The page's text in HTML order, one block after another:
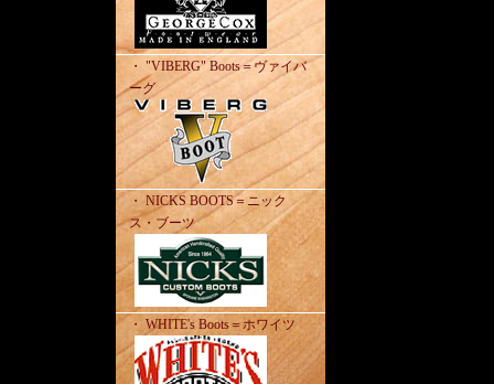
・ "VIBERG" Boots＝ヴァイバ
ーグ
・ NICKS BOOTS＝ニック
ス・ブーツ
・ WHITE's Boots＝ホワイツ